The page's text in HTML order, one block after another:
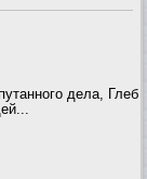
дела, Глеб